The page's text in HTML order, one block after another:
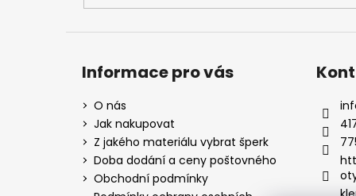
Informace pro vás
O nás
Jak nakupovat
Z jakého materiálu vybrat šperk
Doba dodání a ceny poštovného
Obchodní podmínky